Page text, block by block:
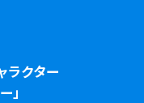
ラクター
」